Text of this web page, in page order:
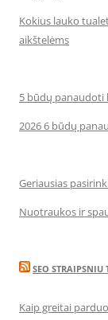
Kokius lauko
aikštelėms
5 būdų panaudoti
2026 6 būdų
Geriausias
Nuotraukos ir
SEO
Kaip greitai